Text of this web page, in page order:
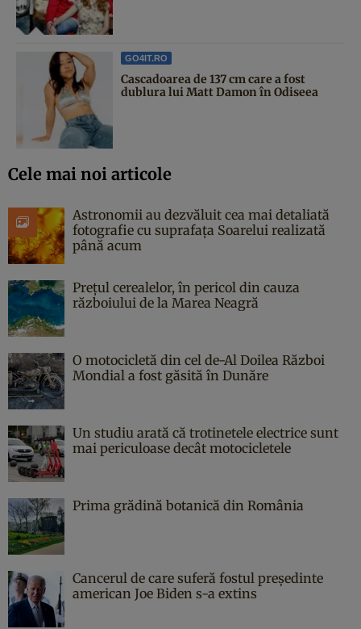
GO4IT.RO
Cascadoarea de 137 cm care a fost
dublura lui Matt Damon în Odiseea
Cele mai noi articole
Astronomii au dezvăluit cea mai detaliată
fotografie cu suprafața Soarelui realizată
până acum
Prețul cerealelor, în pericol din cauza
războiului de la Marea Neagră
O motocicletă din cel de-Al Doilea Război
Mondial a fost găsită în Dunăre
Un studiu arată că trotinetele electrice sunt
mai periculoase decât motocicletele
Prima grădină botanică din România
Cancerul de care suferă fostul președinte
american Joe Biden s-a extins